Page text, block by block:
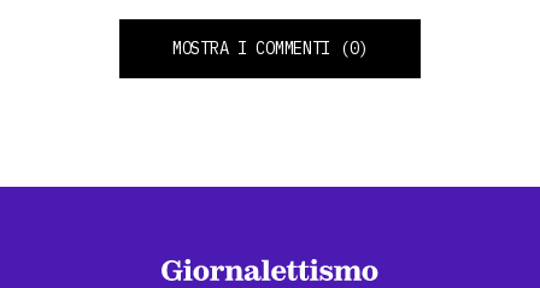
MOSTRA I COMMENTI (0)